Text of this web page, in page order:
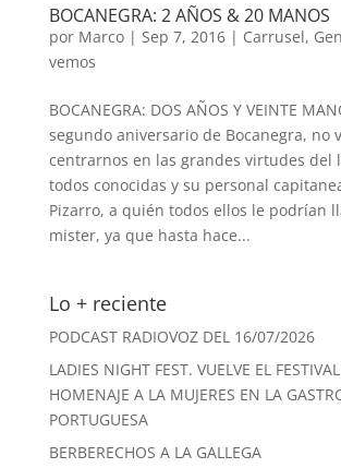
BOCANEGRA: 2 AÑOS & 20 MANOS
por Marco| Sep 7, 2016| Carrusel,
vemos
BOCANEGRA: DOS AÑOS Y VEINTE
segundo aniversario de Bocanegra, no
centrarnos en las grandes virtudes del
todos conocidas y su personal
Pizarro, a quién todos ellos le podrían
mister, ya que hasta hace...
Lo + reciente
PODCAST RADIOVOZ DEL 16/07/2026
LADIES NIGHT FEST. VUELVE EL
HOMENAJE A LA MUJERES EN LA
PORTUGUESA
BERBERECHOS A LA GALLEGA